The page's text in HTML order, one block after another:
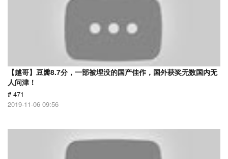
【越哥】豆瓣8.7分，一部被埋没的国产佳作，国外获奖无数国内无
人问津！
# 471
2019-11-06 09:56